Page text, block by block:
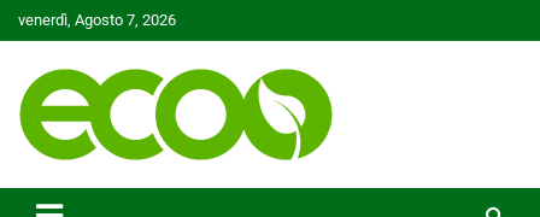
to
venerdì, Agosto 7, 2026
Ecoo.it